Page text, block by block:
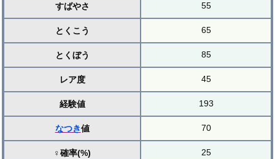
すばやさ 55
とくこう 65
とくぼう 85
レア度 45
経験値 193
なつき値 70
♀確率(%) 25